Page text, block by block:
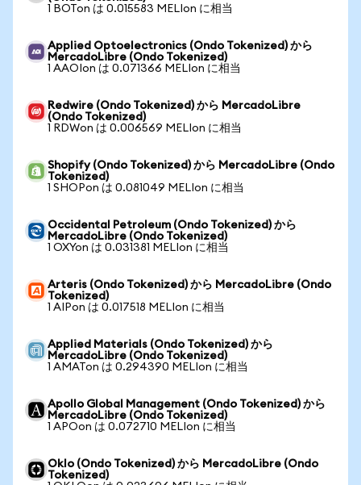
1 BOTon は 0.015583 MELIon に相当
Applied Optoelectronics (Ondo Tokenized) から
MercadoLibre (Ondo Tokenized)
1 AAOIon は 0.071366 MELIon に相当
Redwire (Ondo Tokenized) から MercadoLibre
(Ondo Tokenized)
1 RDWon は 0.006569 MELIon に相当
Shopify (Ondo Tokenized) から MercadoLibre (Ondo
Tokenized)
1 SHOPon は 0.081049 MELIon に相当
Occidental Petroleum (Ondo Tokenized) から
MercadoLibre (Ondo Tokenized)
1 OXYon は 0.031381 MELIon に相当
Arteris (Ondo Tokenized) から MercadoLibre (Ondo
Tokenized)
1 AIPon は 0.017518 MELIon に相当
Applied Materials (Ondo Tokenized) から
MercadoLibre (Ondo Tokenized)
1 AMATon は 0.294390 MELIon に相当
Apollo Global Management (Ondo Tokenized) から
MercadoLibre (Ondo Tokenized)
1 APOon は 0.072710 MELIon に相当
Oklo (Ondo Tokenized) から MercadoLibre (Ondo
Tokenized)